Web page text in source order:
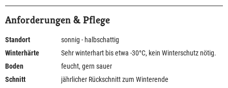
Anforderungen & Pflege
Standort
sonnig - halbschattig
Winterhärte
Sehr winterhart bis etwa -30°C, kein Winterschutz nötig.
Boden
feucht, gern sauer
Schnitt
jährlicher Rückschnitt zum Winterende